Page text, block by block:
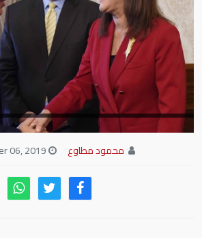
محمود مطاوع